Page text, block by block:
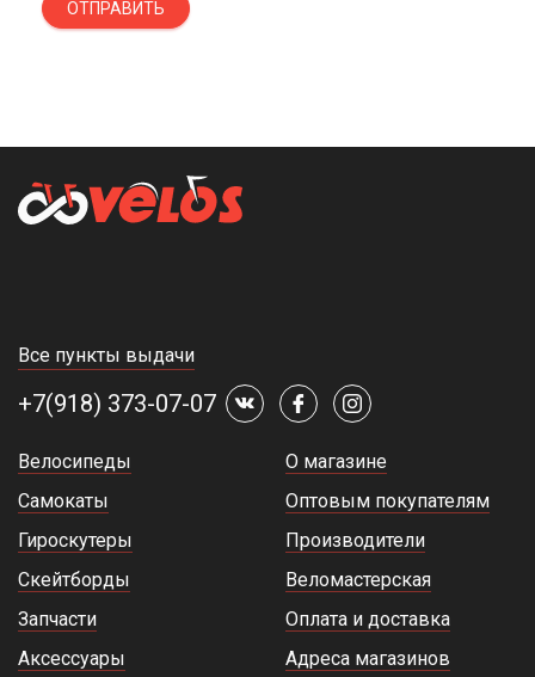
ОТПРАВИТЬ
Все пункты выдачи
+7(918) 373-07-07
Велосипеды
Самокаты
Гироскутеры
Скейтборды
Запчасти
Аксессуары
О магазине
Оптовым покупателям
Производители
Веломастерская
Оплата и доставка
Адреса магазинов